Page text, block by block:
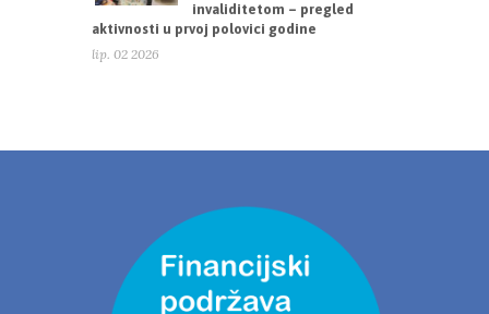
invaliditetom – pregled
aktivnosti u prvoj polovici godine
lip. 02 2026